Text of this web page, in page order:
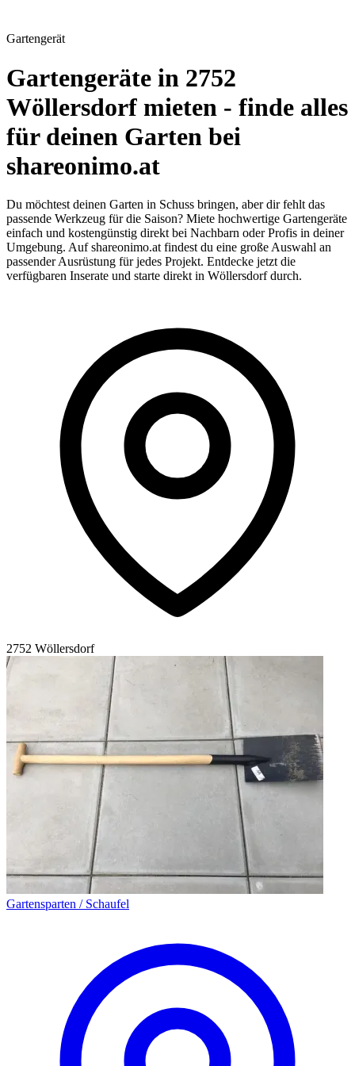
Gartengerät
Gartengeräte in 2752
Wöllersdorf mieten - finde alles
für deinen Garten bei
shareonimo.at
Du möchtest deinen Garten in Schuss bringen, aber dir fehlt das
passende Werkzeug für die Saison? Miete hochwertige Gartengeräte
einfach und kostengünstig direkt bei Nachbarn oder Profis in deiner
Umgebung. Auf shareonimo.at findest du eine große Auswahl an
passender Ausrüstung für jedes Projekt. Entdecke jetzt die
verfügbaren Inserate und starte direkt in Wöllersdorf durch.
2752 Wöllersdorf
Gartensparten / Schaufel